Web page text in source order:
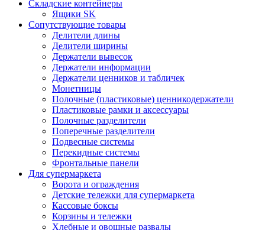
Складские контейнеры
Ящики SK
Сопутствующие товары
Делители длины
Делители ширины
Держатели вывесок
Держатели информации
Держатели ценников и табличек
Монетницы
Полочные (пластиковые) ценникодержатели
Пластиковые рамки и аксессуары
Полочные разделители
Поперечные разделители
Подвесные системы
Перекидные системы
Фронтальные панели
Для супермаркета
Ворота и ограждения
Детские тележки для супермаркета
Кассовые боксы
Корзины и тележки
Хлебные и овощные развалы